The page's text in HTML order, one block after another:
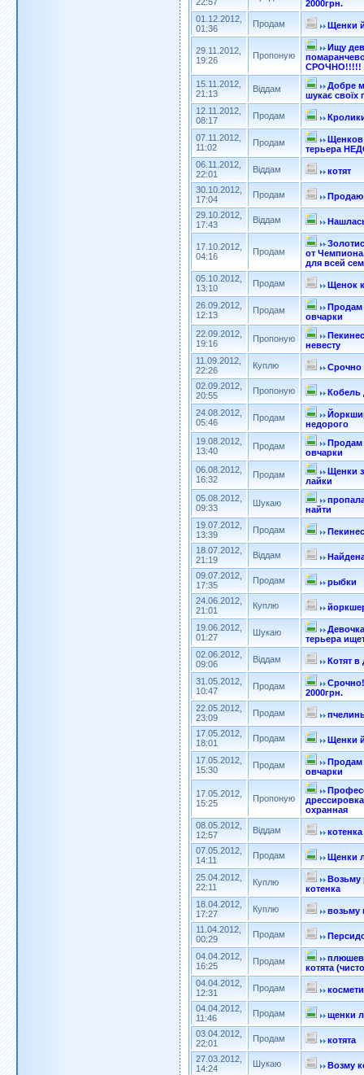
2000грн.
01.12.2012,
01:36
Продам Щенки
29.11.2012,
19:26
Пропоную
Ищу
СРОЧНО!!!!!
15.11.2012,
21:13
Віддам
Добре
шукає своїх
12.11.2012,
08:17
Продам
07.11.2012,
11:02
Продам
Щенков
терьера
06.11.2012,
22:01
Віддам
котят
30.10.2012,
17:04
Продам
Продаю
29.10.2012,
17:43
Віддам
17.10.2012,
04:16
Продам
от
для всей
05.10.2012,
13:10
Продам Щенок
26.09.2012,
12:13
Продам
Продам
овчарки
22.09.2012,
19:16
Пропоную
невесту
11.09.2012,
22:26
Куплю
Срочно
02.09.2012,
20:55
Пропоную Кобель
24.08.2012,
05:46
Продам
недорого
19.08.2012,
13:40
Продам
Продам
овчарки
06.08.2012,
16:32
Продам
Щенки
лайки
05.08.2012,
09:33
Шукаю
найти
19.07.2012,
13:39
Продам
Пекинес
18.07.2012,
21:19
Віддам
09.07.2012,
17:35
Продам
рыбки
24.06.2012,
21:01
Куплю
19.06.2012,
01:27
Шукаю
терьера
02.06.2012,
09:06
Віддам Котят
31.05.2012,
10:47
Продам
2000грн.
22.05.2012,
23:09
Продам
17.05.2012,
18:01
Продам Щенки
17.05.2012,
15:30
Продам
Продам
овчарки
17.05.2012,
15:25
Пропоную
охранная
08.05.2012,
12:57
Віддам
07.05.2012,
14:11
Продам Щенки
25.04.2012,
22:11
Куплю
Возьму
котенка
18.04.2012,
17:27
Куплю
возьму
11.04.2012,
00:29
Продам
04.04.2012,
16:25
Продам
котята
04.04.2012,
12:31
Продам
04.04.2012,
11:46
Продам
щенки
03.04.2012,
22:01
Продам
котята
27.03.2012,
14:24
Шукаю
Возму